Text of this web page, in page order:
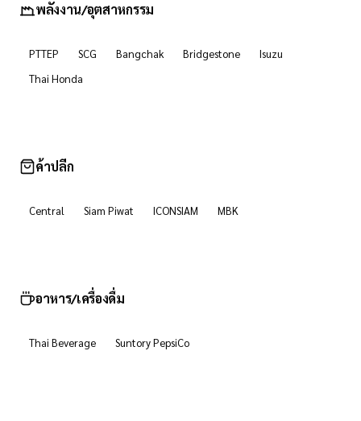
พลังงาน/อุตสาหกรรม
PTTEP SCG Bangchak Bridgestone
Isuzu
Thai Honda
ค้าปลีก
Central Siam Piwat ICONSIAM MBK
อาหาร/เครื่องดื่ม
Thai Beverage Suntory PepsiCo